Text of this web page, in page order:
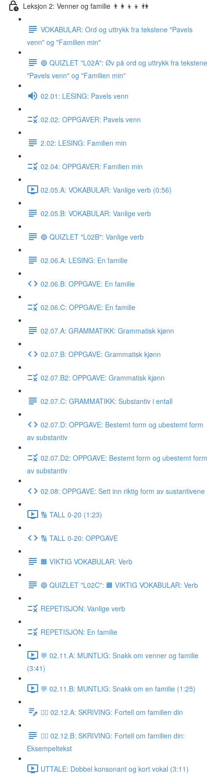
Leksjon 2: Venner og familie 👨‍👩‍👦‍👦 👫
VOKABULAR: Ord og uttrykk fra tekstene "Pavels
venn" og "Familien min"
🔵 QUIZLET "L02A": Øv på ord og uttrykk fra tekstene
"Pavels venn" og "Familien min"
02.01: LESING: Pavels venn
02.02: OPPGAVER: Pavels venn
2.02: LESING: Familien min
02.04: OPPGAVER: Familien min
02.05.A: VOKABULAR: Vanlige verb (0:56)
02.05.B: VOKABULAR: Vanlige verb
🔵 QUIZLET "L02B": Vanlige verb
02.06.A: LESING: En familie
02.06.B: OPPGAVE: En familie
02.06.C: OPPGAVE: En familie
02.07.A: GRAMMATIKK: Grammatisk kjønn
02.07.B: OPPGAVE: Grammatisk kjønn
02.07.B2: OPPGAVE: Grammatisk kjønn
02.07.C: GRAMMATIKK: Substantiv i entall
02.07.D: OPPGAVE: Bestemt form og ubestemt form
av substantiv
02.07.D2: OPPGAVE: Bestemt form og ubestemt form
av substantiv
02.08: OPPGAVE: Sett inn riktig form av sustantivene
🔢 TALL 0-20 (1:23)
🔢 TALL 0-20: OPPGAVE
🟧 VIKTIG VOKABULAR: Verb
🔵 QUIZLET "L02C": 🟧 VIKTIG VOKABULAR: Verb
REPETISJON: Vanlige verb
REPETISJON: En familie
💬 02.11.A: MUNTLIG: Snakk om venner og familie
(3:41)
💬 02.11.B: MUNTLIG: Snakk om en familie (1:25)
✍🏼 02.12.A: SKRIVING: Fortell om familien din
✍🏼 02.12.B: SKRIVING: Fortell om familien din:
Eksempeltekst
UTTALE: Dobbel konsonant og kort vokal (3:11)